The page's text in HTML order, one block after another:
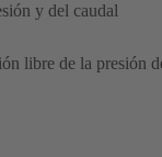
y del caudal
libre de la presión